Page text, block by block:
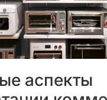
аспекты